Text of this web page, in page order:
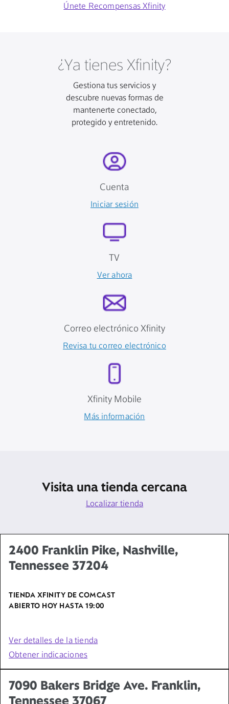
Únete Recompensas Xfinity
¿Ya tienes Xfinity?
Gestiona tus servicios y
descubre nuevas formas de
mantenerte conectado,
protegido y entretenido.
Cuenta
Iniciar sesión
TV
Ver ahora
Correo electrónico Xfinity
Revisa tu correo electrónico
Xfinity Mobile
Más información
Visita una tienda cercana
Localizar tienda
2400 Franklin Pike, Nashville,
Tennessee 37204
TIENDA XFINITY DE COMCAST
ABIERTO HOY HASTA 19:00
Ver detalles de la tienda
Obtener indicaciones
7090 Bakers Bridge Ave. Franklin,
Tennessee 37067